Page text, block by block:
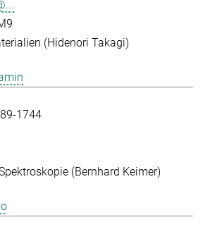
(Hidenori Takagi)
1744
(Bernhard Keimer)